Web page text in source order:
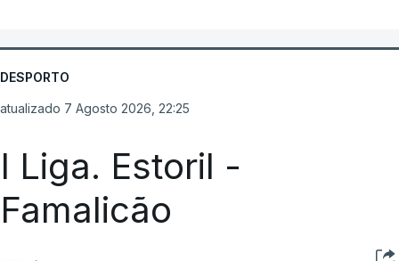
DESPORTO
atualizado 7 Agosto 2026, 22:25
I Liga. Estoril -
Famalicão